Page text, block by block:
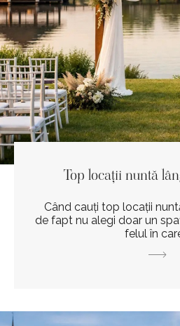
Top locații nuntă
Când cauți top locații
de fapt nu alegi doar un
felul în